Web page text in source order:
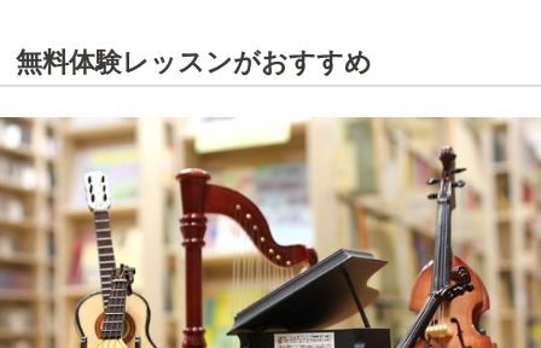
無料体験レッスンがおすすめ